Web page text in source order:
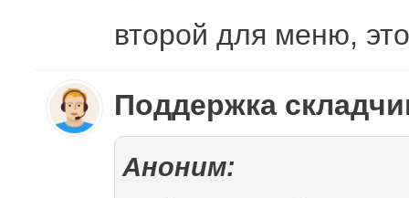
второй для меню,
Поддержка
Аноним: